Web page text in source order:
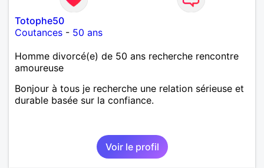
Totophe50
Coutances - 50 ans
Homme divorcé(e) de 50 ans recherche rencontre
amoureuse
Bonjour à tous je recherche une relation sérieuse et
durable basée sur la confiance.
Voir le profil